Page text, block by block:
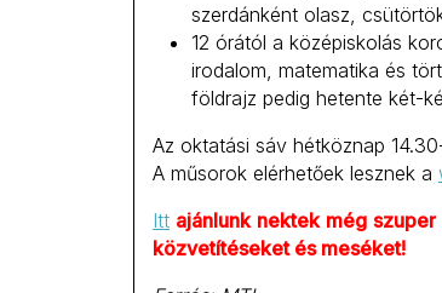
szerdánként olasz,
12 órától a középiskolás
irodalom, matematika és
földrajz pedig hetente két-
Az oktatási sáv hétköznap
A műsorok elérhetőek lesznek a
Itt ajánlunk nektek még szuper
közvetítéseket és meséket!